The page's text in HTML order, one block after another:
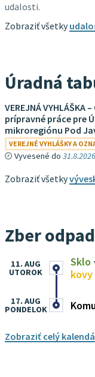
udalosti.
Zobraziť všetky
Úradná
VEREJNÁ VYHLÁŠKA
prípravné práce pre
mikroregiónu Pod
VEREJNÉ VYHLÁŠKY A
Vyvesené do 31.8.2026
Zobraziť všetky
Zber
Sklo
kovy
11. AUG
UTOROK
17. AUG
PONDELOK
Zobraziť celý